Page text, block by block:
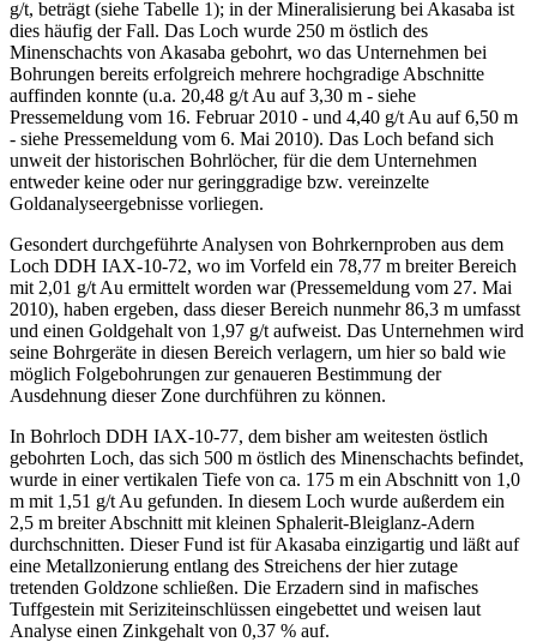
g/t, beträgt (siehe Tabelle 1); in der Mineralisierung bei Akasaba ist
dies häufig der Fall. Das Loch wurde 250 m östlich des
Minenschachts von Akasaba gebohrt, wo das Unternehmen bei
Bohrungen bereits erfolgreich mehrere hochgradige Abschnitte
auffinden konnte (u.a. 20,48 g/t Au auf 3,30 m - siehe
Pressemeldung vom 16. Februar 2010 - und 4,40 g/t Au auf 6,50 m
- siehe Pressemeldung vom 6. Mai 2010). Das Loch befand sich
unweit der historischen Bohrlöcher, für die dem Unternehmen
entweder keine oder nur geringgradige bzw. vereinzelte
Goldanalyseergebnisse vorliegen.
Gesondert durchgeführte Analysen von Bohrkernproben aus dem
Loch DDH IAX-10-72, wo im Vorfeld ein 78,77 m breiter Bereich
mit 2,01 g/t Au ermittelt worden war (Pressemeldung vom 27. Mai
2010), haben ergeben, dass dieser Bereich nunmehr 86,3 m umfasst
und einen Goldgehalt von 1,97 g/t aufweist. Das Unternehmen wird
seine Bohrgeräte in diesen Bereich verlagern, um hier so bald wie
möglich Folgebohrungen zur genaueren Bestimmung der
Ausdehnung dieser Zone durchführen zu können.
In Bohrloch DDH IAX-10-77, dem bisher am weitesten östlich
gebohrten Loch, das sich 500 m östlich des Minenschachts befindet,
wurde in einer vertikalen Tiefe von ca. 175 m ein Abschnitt von 1,0
m mit 1,51 g/t Au gefunden. In diesem Loch wurde außerdem ein
2,5 m breiter Abschnitt mit kleinen Sphalerit-Bleiglanz-Adern
durchschnitten. Dieser Fund ist für Akasaba einzigartig und läßt auf
eine Metallzonierung entlang des Streichens der hier zutage
tretenden Goldzone schließen. Die Erzadern sind in mafisches
Tuffgestein mit Seriziteinschlüssen eingebettet und weisen laut
Analyse einen Zinkgehalt von 0,37 % auf.